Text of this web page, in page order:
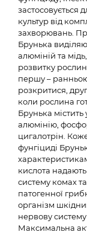
застосовується
культур від
захворювань.
Брунька
алюміній та
розвитку
першу –
розкритися,
коли рослина
Брунька містить
алюмінію,
цигалотрін.
фунгіциді
кислота
систему комах
патогенної
організм
нервову
Максимальна